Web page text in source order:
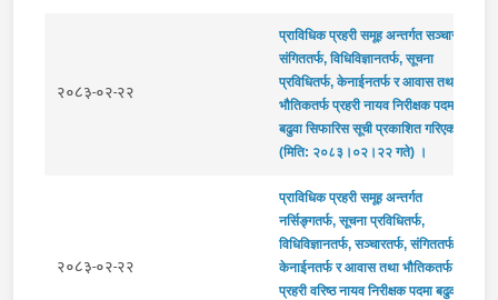
२०८३-०२-२२
प्राविधिक प्रहरी समूह अन्तर्गत सञ्चारतर्फ,
संगिततर्फ, विधिविज्ञानतर्फ, सूचना
प्रविधितर्फ, केनाईनतर्फ र आवास तथा
भौतिकतर्फ प्रहरी नायव निरीक्षक पदमा
बढुवा सिफारिस सूची प्रकाशित गरिएको
(मिति: २०८३।०२।२२ गते) ।
२०८३-०२-२२
प्राविधिक प्रहरी समूह अन्तर्गत
नर्सिङ्गतर्फ, सूचना प्रविधितर्फ,
विधिविज्ञानतर्फ, सञ्चारतर्फ, संगिततर्फ,
केनाईनतर्फ र आवास तथा भौतिकतर्फ
प्रहरी वरिष्ठ नायव निरीक्षक पदमा बढुवा